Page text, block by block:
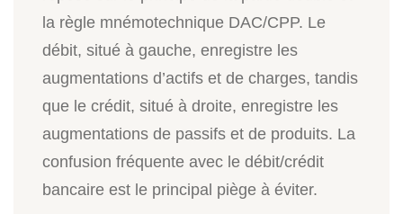
la règle mnémotechnique DAC/CPP. Le
débit, situé à gauche, enregistre les
augmentations d’actifs et de charges, tandis
que le crédit, situé à droite, enregistre les
augmentations de passifs et de produits. La
confusion fréquente avec le débit/crédit
bancaire est le principal piège à éviter.